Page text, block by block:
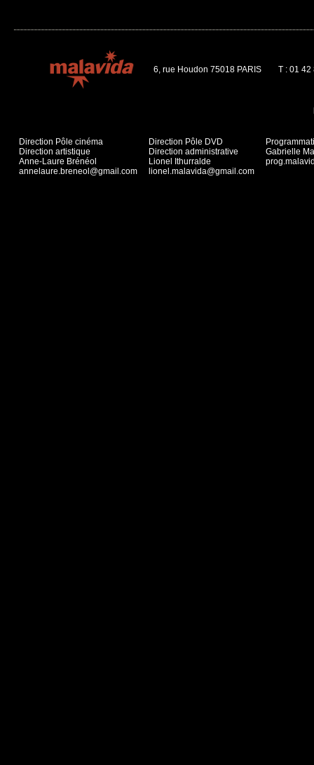
6, rue Houdon 75018 PARIS T : 01 42
Direction Pôle cinéma
Direction artistique
Anne-Laure Brénéol
annelaure.breneol@gmail.com
Direction Pôle DVD
Direction administrative
Lionel Ithurralde
lionel.malavida@gmail.com
Gabrielle